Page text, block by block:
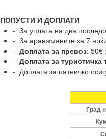
ПОПУСТИ И ДОПЛАТИ
- За уплата на два
- За аранжманите за 7
- Доплата за превоз: 50€
- Доплата за
- Доплата за патничко
Град